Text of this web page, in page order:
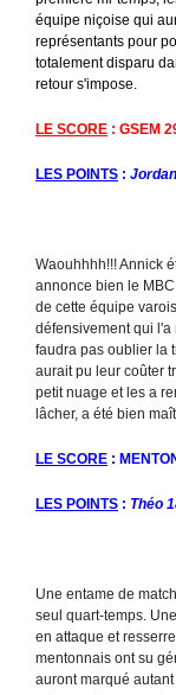
équipe niçoise qui
représentants pour
totalement disparu
retour s'impose.
LE SCORE : GSEM
LES POINTS :
Waouhhhh!!! Annick
annonce bien le
de cette équipe
défensivement qui
faudra pas oublier la
aurait pu leur coûter
petit nuage et les a
lâcher, a été bien
LE SCORE :
LES POINTS : Théo
Une entame de
seul quart-temps.
en attaque et
mentonnais ont su
auront marqué